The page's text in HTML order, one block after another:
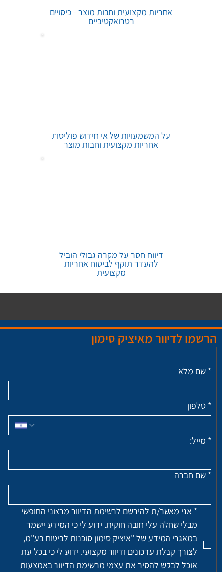
אחריות מקצועית וחבות מוצר - כיסויים
רטרואקטיביים
על המשמעויות של אי חידוש פוליסות
אחריות מקצועית וחבות מוצר
דיווח חסר על מקרה גבולי הוביל
להעדר תוקף לביטוח אחריות
מקצועית
הרשמו לדיוור מאיציק סימון
* שם מלא
* טלפון
* מייל:
* שם חברה
*